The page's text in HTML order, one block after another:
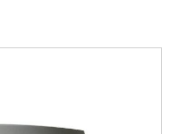
格：500ml/瓶保
事项：解冻：采用逐
，可减少沉淀的产生使